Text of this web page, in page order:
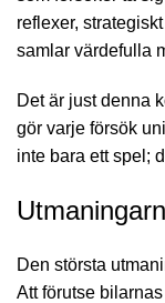
reflexer,
samlar värdefulla
Det är just denna
gör varje försök
inte bara ett spel;
Den största
Att förutse